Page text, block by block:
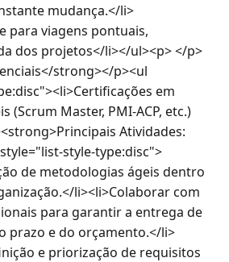
mudança.</li>
para viagens pontuais,
dos projetos</li></ul><p> </p>
strong></p><ul
em
(Scrum Master, PMI-ACP, etc.)
Atividades:
style-type:disc">
de metodologias ágeis dentro
li><li>Colaborar com
para garantir a entrega de
prazo e do orçamento.</li>
e priorização de requisitos